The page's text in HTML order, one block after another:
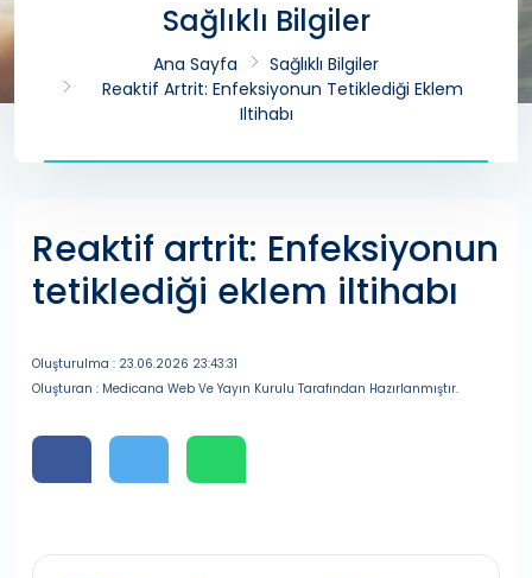
Sağlıklı Bilgiler
Ana Sayfa
Sağlıklı Bilgiler
Reaktif Artrit: Enfeksiyonun Tetiklediği Eklem
Iltihabı
Reaktif artrit: Enfeksiyonun
tetiklediği eklem iltihabı
Oluşturulma : 23.06.2026 23:43:31
Oluşturan : Medicana Web Ve Yayın Kurulu Tarafından Hazırlanmıştır.